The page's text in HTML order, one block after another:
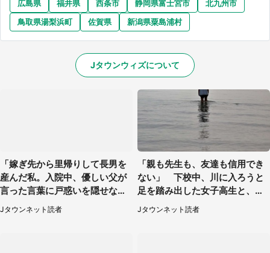
広島県 福井県 西条市 静岡県富士宮市
北九州市
鳥取県湯梨浜町
佐賀県 新潟県粟島浦村
Jタウンウィズについて
「嫁ぎ先から里帰りして長男を
産んだ私。入院中、優しい父が
言った言葉に戸惑いを隠せな
い」（兵庫県・50代女性）
Jタウンネット読者
「親も先生も、友達も信用でき
ない」 下校中、川に入ろうと
足を踏み出した女子高生と、彼
女を止めた予想外の存在
Jタウンネット読者